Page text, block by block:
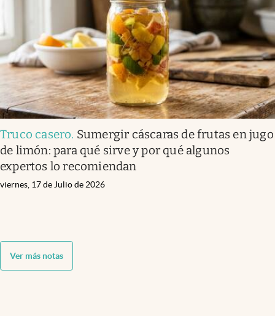
Truco casero. Sumergir cáscaras de frutas en jugo
de limón: para qué sirve y por qué algunos
expertos lo recomiendan
viernes, 17 de Julio de 2026
Ver más notas